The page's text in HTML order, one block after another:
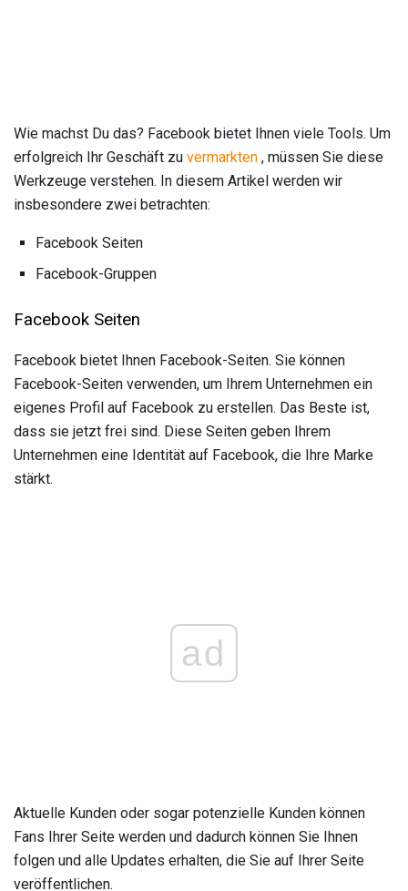
Wie machst Du das? Facebook bietet Ihnen viele Tools. Um
erfolgreich Ihr Geschäft zu vermarkten , müssen Sie diese
Werkzeuge verstehen. In diesem Artikel werden wir
insbesondere zwei betrachten:
Facebook Seiten
Facebook-Gruppen
Facebook Seiten
Facebook bietet Ihnen Facebook-Seiten. Sie können
Facebook-Seiten verwenden, um Ihrem Unternehmen ein
eigenes Profil auf Facebook zu erstellen. Das Beste ist,
dass sie jetzt frei sind. Diese Seiten geben Ihrem
Unternehmen eine Identität auf Facebook, die Ihre Marke
stärkt.
ad
Aktuelle Kunden oder sogar potenzielle Kunden können
Fans Ihrer Seite werden und dadurch können Sie Ihnen
folgen und alle Updates erhalten, die Sie auf Ihrer Seite
veröffentlichen.